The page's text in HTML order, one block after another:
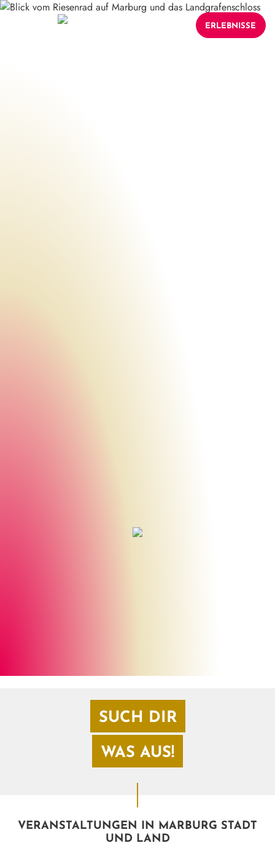
ERLEBNISSE
SUCH DIR
WAS AUS!
VERANSTALTUNGEN IN MARBURG STADT
UND LAND